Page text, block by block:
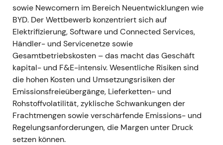
Kapitalallokationsrahmen.
Technisch: Aufbau von Momentum vor dem
IPO, antizipatorischer Kaufdruck.
2021-12-09–10
Die Abspaltung wird wirksam (9. Dezember
2021); Daimler Truck Holding AG beginnt am
10. Dezember 2021 unter dem Kürzel DTG (ISIN
DE000DTR0CK8) an der Frankfurter
Wertpapierbörse zu handeln.[2],[1],[10]
Markteinschätzung: DTG wird zum ersten
börsennotierten, reinen Nutzfahrzeugkonzern
sowie Newcomern im Bereich Neuentwicklungen wie
BYD. Der Wettbewerb konzentriert sich auf
Elektrifizierung, Software und Connected Services,
Händler- und Servicenetze sowie
Gesamtbetriebskosten – das macht das Geschäft
kapital- und F&E-intensiv. Wesentliche Risiken sind
die hohen Kosten und Umsetzungsrisiken der
Emissionsfreieübergänge, Lieferketten- und
Rohstoffvolatilität, zyklische Schwankungen der
Frachtmengen sowie verschärfende Emissions- und
Regelungsanforderungen, die Margen unter Druck
setzen können.